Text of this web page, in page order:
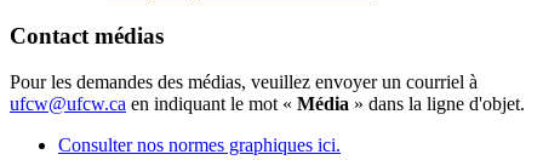
Contact médias
Pour les demandes des médias, veuillez envoyer un courriel à
ufcw@ufcw.ca en indiquant le mot « Média » dans la ligne d'objet.
Consulter nos normes graphiques ici.